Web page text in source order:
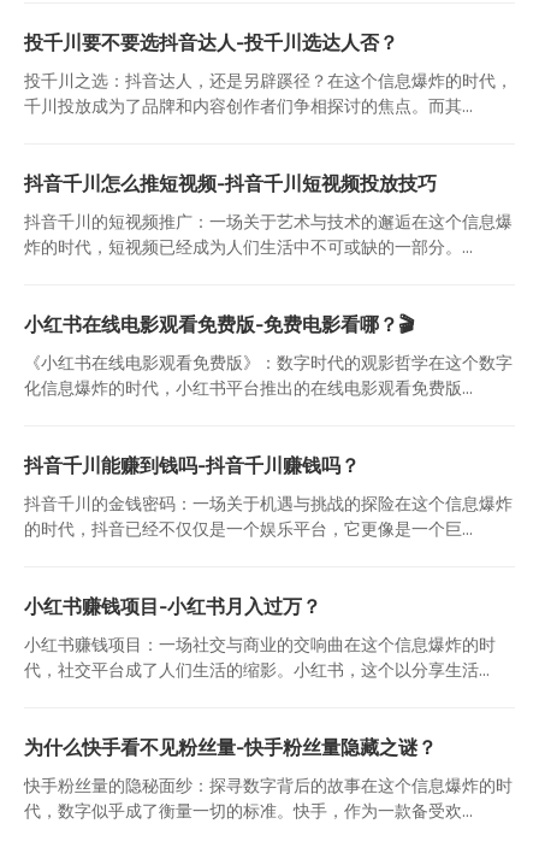
投千川要不要选抖音达人-投千川选达人否？
投千川之选：抖音达人，还是另辟蹊径？在这个信息爆炸的时代，
千川投放成为了品牌和内容创作者们争相探讨的焦点。而其...
抖音千川怎么推短视频-抖音千川短视频投放技巧
抖音千川的短视频推广：一场关于艺术与技术的邂逅在这个信息爆
炸的时代，短视频已经成为人们生活中不可或缺的一部分。...
小红书在线电影观看免费版-免费电影看哪？🎬
《小红书在线电影观看免费版》：数字时代的观影哲学在这个数字
化信息爆炸的时代，小红书平台推出的在线电影观看免费版...
抖音千川能赚到钱吗-抖音千川赚钱吗？
抖音千川的金钱密码：一场关于机遇与挑战的探险在这个信息爆炸
的时代，抖音已经不仅仅是一个娱乐平台，它更像是一个巨...
小红书赚钱项目-小红书月入过万？
小红书赚钱项目：一场社交与商业的交响曲在这个信息爆炸的时
代，社交平台成了人们生活的缩影。小红书，这个以分享生活...
为什么快手看不见粉丝量-快手粉丝量隐藏之谜？
快手粉丝量的隐秘面纱：探寻数字背后的故事在这个信息爆炸的时
代，数字似乎成了衡量一切的标准。快手，作为一款备受欢...